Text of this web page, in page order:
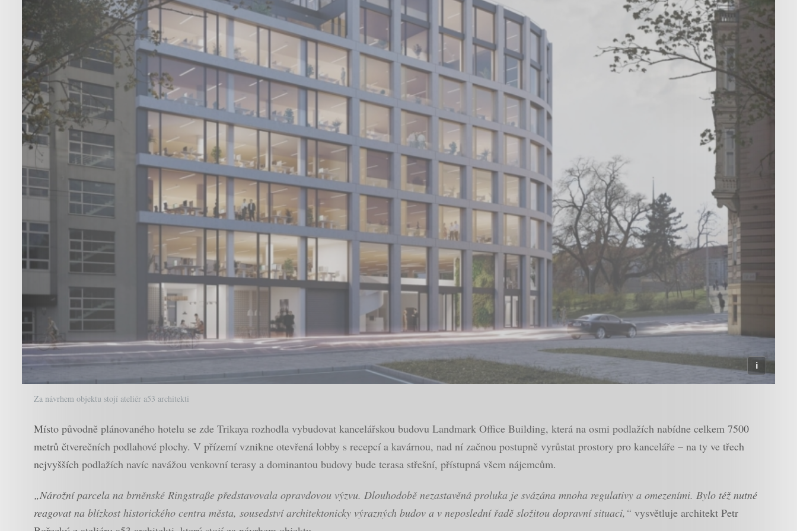
Za návrhem objektu stojí ateliér a53 architekti
Místo původně plánovaného hotelu se zde Trikaya rozhodla vybudovat kancelářskou budovu Landmark Office Building, která na osmi podlažích nabídne celkem 7500
metrů čtverečních podlahové plochy. V přízemí vznikne otevřená lobby s recepcí a kavárnou, nad ní začnou postupně vyrůstat prostory pro kanceláře – na ty ve třech
nejvyšších podlažích navíc navážou venkovní terasy a dominantou budovy bude terasa střešní, přístupná všem nájemcům.
„Nárožní parcela na brněnské Ringstraße představovala opravdovou výzvu. Dlouhodobě nezastavěná proluka je svázána mnoha regulativy a omezeními. Bylo též nutné
reagovat na blízkost historického centra města, sousedství architektonicky výrazných budov a v neposlední řadě složitou dopravní situaci,“ vysvětluje architekt Petr